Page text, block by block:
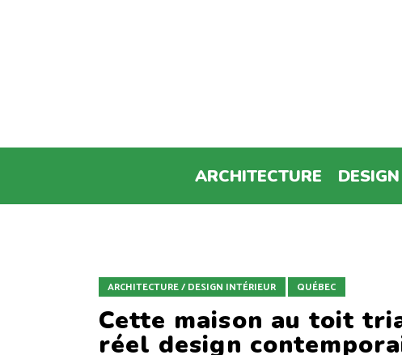
ARCHITECTURE
ARCHITECTURE / DESIGN INTÉRIEUR QUÉBEC
Cette maison au toit
réel design